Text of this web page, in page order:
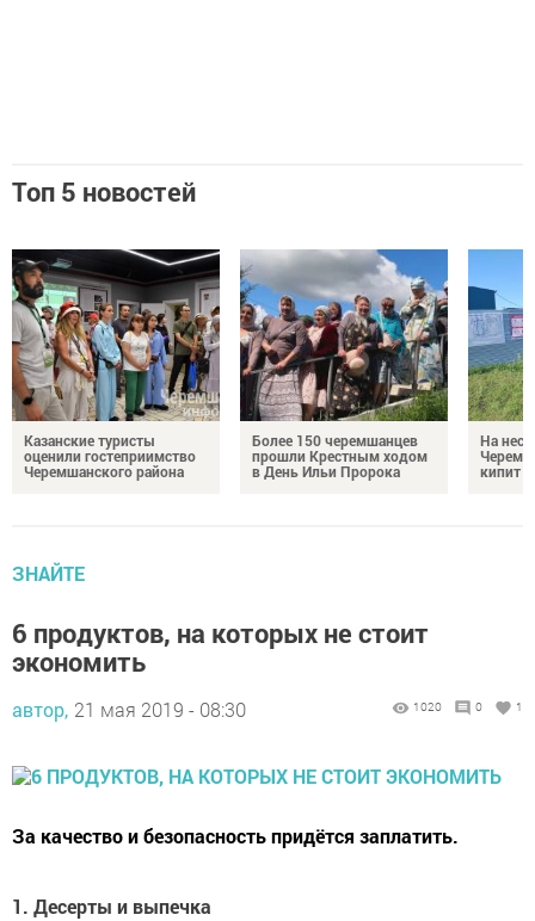
Топ 5 новостей
Казанские туристы
оценили гостеприимство
Черемшанского района
Более 150 черемшанцев
прошли Крестным ходом
в День Ильи Пророка
На
кипит
ЗНАЙТЕ
6 продуктов, на которых не стоит
экономить
автор, 21 мая 2019 - 08:30 1020 0 1
За качество и безопасность придётся заплатить.
1. Десерты и выпечка